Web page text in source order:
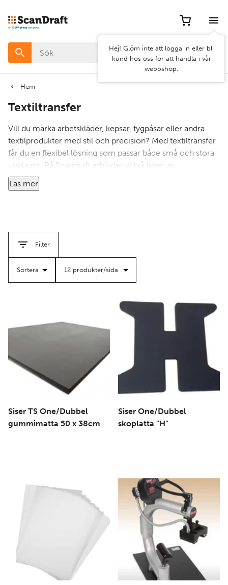
Hej! Glöm inte att logga in eller bli
kund hos oss för att handla i vår
webbshop.
Hem
Textiltransfer
Vill du märka arbetskläder, kepsar, tygpåsar eller andra
textilprodukter med stil och precision? Med textiltransfer
får du en flexibel lösning som passar både små och stora
upplagor. På Scandraft erbjuder vi två typer av
transfermaterial: tryckvinyl för färgstarka fyrfärgstryck i
mindre serier, och skärvinyl för tydlig märkning av till
Du hittar även allt du behöver för att skapa
för DTF-skrivare.
Läs mer
Filter
Filter
Artikel
Bredd
Egenskap
Kategorier
filter
filter
Siser TS One/Dubbel
gummimatta 50 x 38cm
Siser One/Dubbel
skoplatta "H"